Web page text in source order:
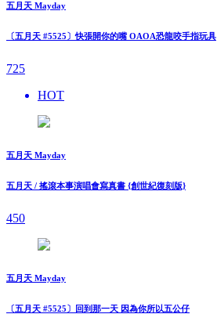
五月天 Mayday
〔五月天 #5525〕快張開你的嘴 OAOA恐龍咬手指玩具
725
HOT
五月天 Mayday
五月天 / 搖滾本事演唱會寫真書 {創世紀復刻版}
450
五月天 Mayday
〔五月天 #5525〕回到那一天 因為你所以五公仔